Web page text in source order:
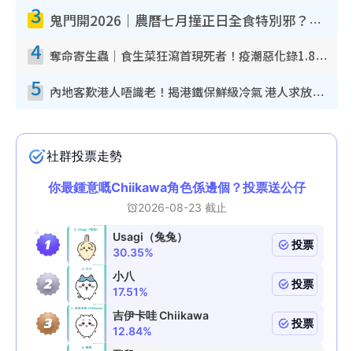
3 鬼門開2026｜農曆七月撞正日全食特別邪？專家警告切忌做一事！揭4大禁忌+2招保平安
4 奪命寄生蟲｜食生菜狂瀉首現死者！疫潮惡化錄1.8萬宗病例 揭洗菜3大謬誤
5 內地客歎港人唔識老！揭港鐵保鮮級冷氣 港人求放過：咪投訴